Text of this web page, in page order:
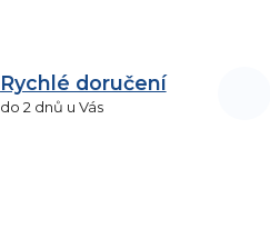
Rychlé doručení
do 2 dnů u Vás